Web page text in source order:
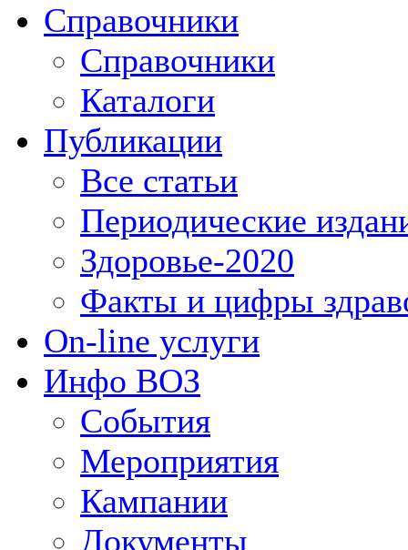
Справочники
Справочники
Каталоги
Публикации
Все статьи
Периодические
Здоровье-2020
Факты и цифры
On-line услуги
Инфо ВОЗ
События
Мероприятия
Кампании
Документы